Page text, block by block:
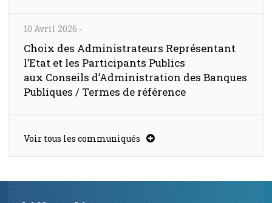
10 Avril 2026 -
Choix des Administrateurs Représentant
l’Etat et les Participants Publics
aux Conseils d’Administration des Banques
Publiques / Termes de référence
Voir tous les communiqués